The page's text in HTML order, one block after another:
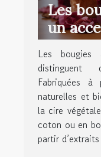
Les
un
Les bougies
distinguent
Fabriquées
naturelles et
la cire
coton ou en
partir